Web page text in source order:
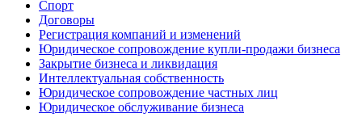
Спорт
Договоры
Регистрация компаний и изменений
Юридическое сопровождение купли-продажи бизнеса
Закрытие бизнеса и ликвидация
Интеллектуальная собственность
Юридическое сопровождение частных лиц
Юридическое обслуживание бизнеса